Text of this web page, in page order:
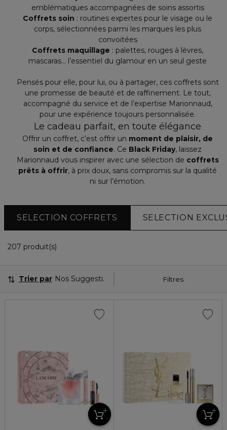
emblématiques accompagnées de soins assortis
Coffrets soin : routines expertes pour le visage ou le
corps, sélectionnées parmi les marques les plus
convoitées
Coffrets maquillage : palettes, rouges à lèvres,
mascaras… l’essentiel du glamour en un seul geste
Pensés pour elle, pour lui, ou à partager, ces coffrets sont
une promesse de beauté et de raffinement. Le tout,
accompagné du service et de l’expertise Marionnaud,
pour une expérience toujours personnalisée.
Le cadeau parfait, en toute élégance
Offrir un coffret, c’est offrir un moment de plaisir, de
soin et de confiance. Ce Black Friday, laissez
Marionnaud vous inspirer avec une sélection de coffrets
prêts à offrir, à prix doux, sans compromis sur la qualité
ni sur l’émotion.
SELECTION COFFRETS SELECTION
207 produit(s)
Filtres
Trier par Nos Suggestions